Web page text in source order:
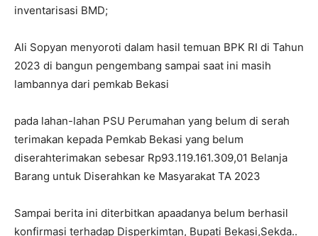
inventarisasi BMD;
Ali Sopyan menyoroti dalam hasil temuan BPK RI di Tahun
2023 di bangun pengembang sampai saat ini masih
lambannya dari pemkab Bekasi
pada lahan-lahan PSU Perumahan yang belum di serah
terimakan kepada Pemkab Bekasi yang belum
diserahterimakan sebesar Rp93.119.161.309,01 Belanja
Barang untuk Diserahkan ke Masyarakat TA 2023
Sampai berita ini diterbitkan apaadanya belum berhasil
konfirmasi terhadap Disperkimtan, Bupati Bekasi,Sekda..